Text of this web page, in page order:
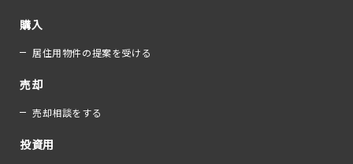
購入
居住用物件の提案を受ける
売却
売却相談をする
投資用